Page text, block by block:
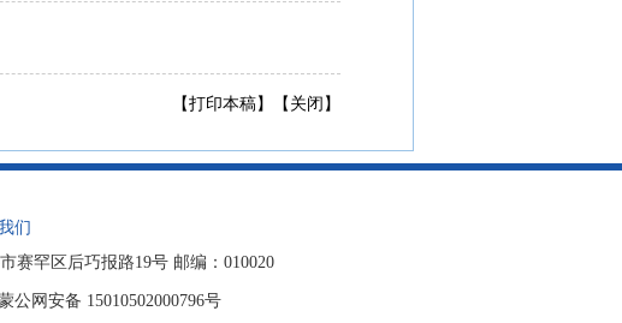
【打印本稿】【 关闭 】
们
赛罕区后巧报路19号 邮编：010020
公网安备 15010502000796号